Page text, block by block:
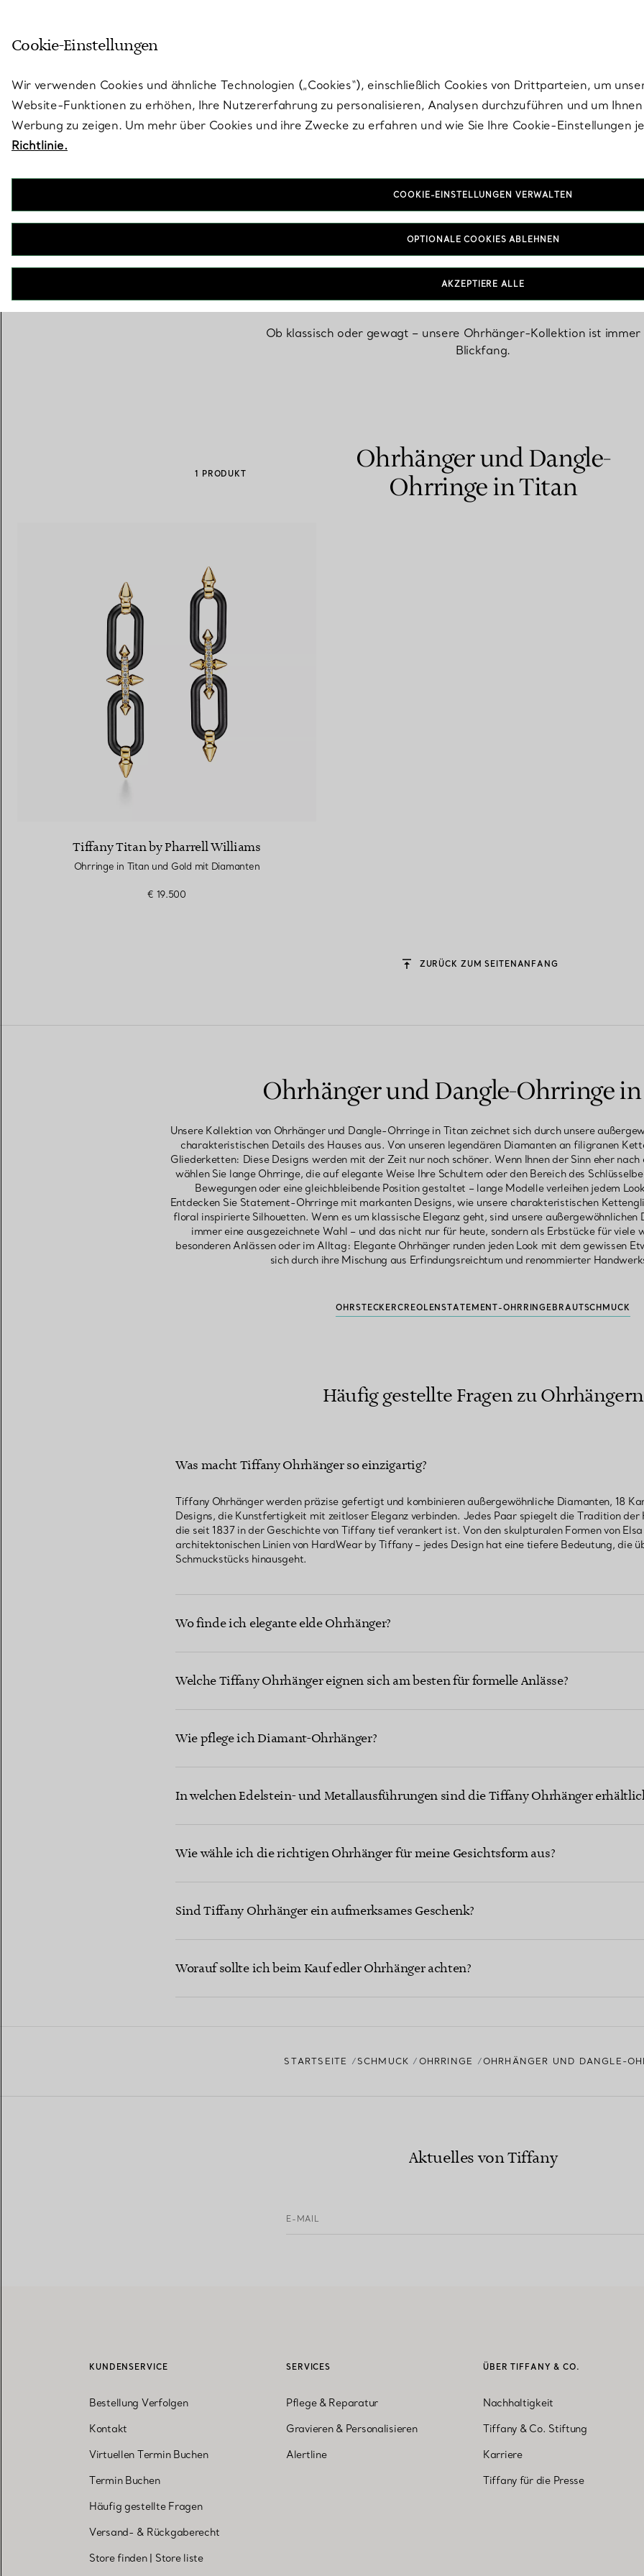
mit einem Tiffany-Diamantenexperten.
Ohrhänger und
Ohrringe
Ob klassisch oder gewagt – unsere Ohrhänger-Kollektion ist
Blickfang.
1 PRODUKT
Ohrhänger und Dangle-
Ohrringe in Titan
Tiffany Titan by Pharrell Williams
Ohrringe in Titan und Gold mit Diamanten
€ 19.500
ZURÜCK ZUM SEITENANFANG
Ohrhänger und Dangle-Ohrringe
Unsere Kollektion von Ohrhänger und Dangle-Ohrringe in Titan zeichnet sich durch unsere
charakteristischen Details des Hauses aus. Von unseren legendären Diamanten an filigranen
Gliederketten: Diese Designs werden mit der Zeit nur noch schöner. Wenn Ihnen der Sinn eher
wählen Sie lange Ohrringe, die auf elegante Weise Ihre Schultern oder den Bereich des
Bewegungen oder eine gleichbleibende Position gestaltet – lange Modelle verleihen jedem
Entdecken Sie Statement-Ohrringe mit markanten Designs, wie unsere charakteristischen
floral inspirierte Silhouetten. Wenn es um klassische Eleganz geht, sind unsere
immer eine ausgezeichnete Wahl – und das nicht nur für heute, sondern als Erbstücke für viele
besonderen Anlässen oder im Alltag: Elegante Ohrhänger runden jeden Look mit dem gewissen
sich durch ihre Mischung aus Erfindungsreichtum und renommierter
OHRSTECKERCREOLENSTATEMENT-OHRRINGE BRAUTSCHMUCK
Häufig gestellte Fragen zu Ohrhängern
Was macht Tiffany Ohrhänger so einzigartig?
Tiffany Ohrhänger werden präzise gefertigt und kombinieren außergewöhnliche Diamanten, 18
Designs, die Kunstfertigkeit mit zeitloser Eleganz verbinden. Jedes Paar spiegelt die Tradition
die seit 1837 in der Geschichte von Tiffany tief verankert ist. Von den skulpturalen Formen von
architektonischen Linien von HardWear by Tiffany – jedes Design hat eine tiefere Bedeutung, die
Schmuckstücks hinausgeht.
Wo finde ich elegante elde Ohrhänger?
Welche Tiffany Ohrhänger eignen sich am besten für formelle Anlässe?
Wie pflege ich Diamant-Ohrhänger?
In welchen Edelstein- und Metallausführungen sind die Tiffany Ohrhänger
Wie wähle ich die richtigen Ohrhänger für meine Gesichtsform aus?
Sind Tiffany Ohrhänger ein aufmerksames Geschenk?
Worauf sollte ich beim Kauf edler Ohrhänger achten?
STARTSEITE SCHMUCK OHRRINGE OHRHÄNGER UND DANGLE-
Aktuelles von Tiffany
E-MAIL
KUNDENSERVICE
Bestellung Verfolgen
Kontakt
Virtuellen Termin Buchen
Termin Buchen
Häufig gestellte Fragen
Versand- & Rückgaberecht
Store finden| Store liste
SERVICES
Pflege & Reparatur
Gravieren & Personalisieren
Alertline
ÜBER TIFFANY & CO.
Nachhaltigkeit
Tiffany & Co. Stiftung
Karriere
Tiffany für die Presse
Cookie-Einstellungen
Wir verwenden Cookies und ähnliche Technologien („Cookies“), einschließlich Cookies von Drittparteien, um
Website-Funktionen zu erhöhen, Ihre Nutzererfahrung zu personalisieren, Analysen durchzuführen und um
Werbung zu zeigen. Um mehr über Cookies und ihre Zwecke zu erfahren und wie Sie Ihre Cookie-Einstellungen
Richtlinie.
COOKIE-EINSTELLUNGEN VERWALTEN
OPTIONALE COOKIES ABLEHNEN
AKZEPTIERE ALLE